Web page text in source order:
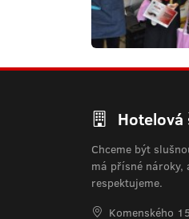
Chceme být
má přísné nároky,
respektujeme.
Komenského